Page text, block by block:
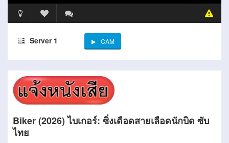
Server 1 CAM
Biker (2026) ไบเกอร์: ซิ่งเดือดสายเลือดนักบิด ซับ
ไทย